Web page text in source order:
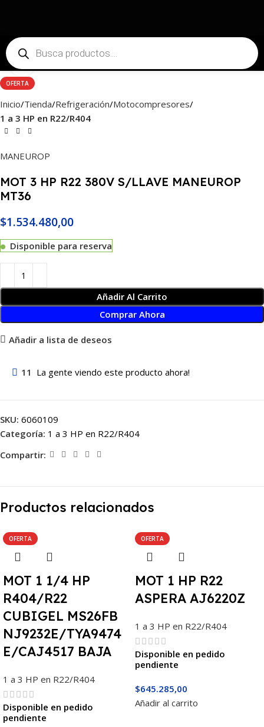
OFERTA
Inicio Tienda Refrigeración Motocompresores
1 a 3 HP en R22/R404
MANEUROP
MOT 3 HP R22 380V S/LLAVE MANEUROP
MT36
$1.534.480,00
Disponible para reserva
Añadir Al Carrito
Comprar Ahora
Añadir a lista de deseos
11 La gente viendo este producto ahora!
SKU: 6060109
Categoría: 1 a 3 HP en R22/R404
Compartir:
Productos relacionados
OFERTA
MOT 1 1/4 HP
R404/R22
CUBIGEL MS26FB
NJ9232E/TYA9474
E/CAJ4517 BAJA
1 a 3 HP en R22/R404
Disponible en pedido
pendiente
OFERTA
MOT 1 HP R22
ASPERA AJ6220Z
1 a 3 HP en R22/R404
Disponible en pedido
pendiente
$645.285,00
Añadir al carrito